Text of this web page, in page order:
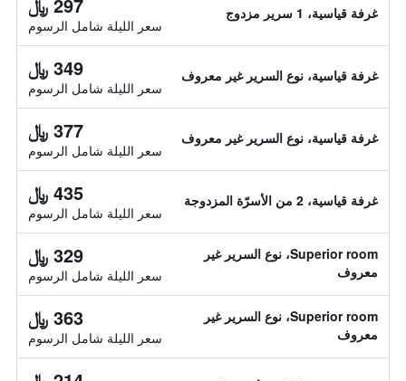
غرفة قياسية، 1 سرير مزدوج
سعر الليلة شامل الرسوم
غرفة قياسية، نوع السرير غير معروف 349 ﷼
سعر الليلة شامل الرسوم
غرفة قياسية، نوع السرير غير معروف 377 ﷼
سعر الليلة شامل الرسوم
غرفة قياسية، 2 من الأسرّة المزدوجة 435 ﷼
سعر الليلة شامل الرسوم
Superior room، نوع السرير غير
معروف
329 ﷼
سعر الليلة شامل الرسوم
Superior room، نوع السرير غير
معروف
363 ﷼
سعر الليلة شامل الرسوم